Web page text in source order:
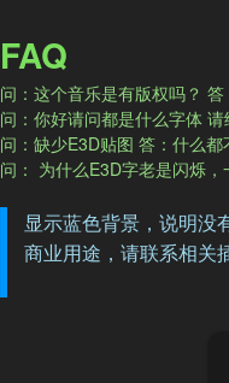
FAQ
问：这个音乐是有版权吗？
问：你好请问都是什么字体 请
问：缺少E3D贴图 答：​什么都
问：​ 为什么E3D字老是闪烁
显示蓝色背景，说明没
商业用途，请联系相关